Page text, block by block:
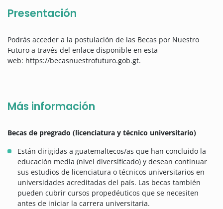
Presentación
Podrás acceder a la postulación de las Becas por Nuestro
Futuro a través del enlace disponible en esta
web: https://becasnuestrofuturo.gob.gt.
Más información
Becas de pregrado (licenciatura y técnico universitario)
Están dirigidas a guatemaltecos/as que han concluido la
educación media (nivel diversificado) y desean continuar
sus estudios de licenciatura o técnicos universitarios en
universidades acreditadas del país. Las becas también
pueden cubrir cursos propedéuticos que se necesiten
antes de iniciar la carrera universitaria.